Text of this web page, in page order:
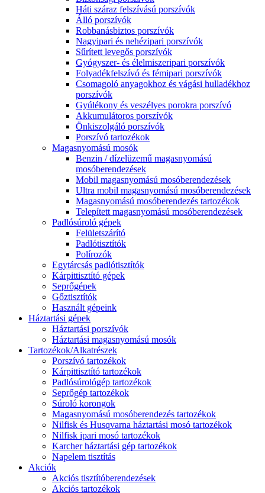
Háti száraz felszívású porszívók
Álló porszívók
Robbanásbiztos porszívók
Nagyipari és nehézipari porszívók
Sűrített levegős porszívók
Gyógyszer- és élelmiszeripari porszívók
Folyadékfelszívó és fémipari porszívók
Csomagoló anyagokhoz és vágási hulladékhoz
porszívók
Gyúlékony és veszélyes porokra porszívó
Akkumulátoros porszívók
Önkiszolgáló porszívók
Porszívó tartozékok
Magasnyomású mosók
Benzin / dízelüzemű magasnyomású
mosóberendezések
Mobil magasnyomású mosóberendezések
Ultra mobil magasnyomású mosóberendezések
Magasnyomású mosóberendezés tartozékok
Telepített magasnyomású mosóberendezések
Padlósúroló gépek
Felületszárító
Padlótisztítók
Polírozók
Egytárcsás padlótisztítók
Kárpittisztító gépek
Seprőgépek
Gőztisztítók
Használt gépeink
Háztartási gépek
Háztartási porszívók
Háztartási magasnyomású mosók
Tartozékok/Alkatrészek
Porszívó tartozékok
Kárpittisztító tartozékok
Padlósúrológép tartozékok
Seprőgép tartozékok
Súroló korongok
Magasnyomású mosóberendezés tartozékok
Nilfisk és Husqvarna háztartási mosó tartozékok
Nilfisk ipari mosó tartozékok
Karcher háztartási gép tartozékok
Napelem tisztítás
Akciók
Akciós tisztítóberendezések
Akciós tartozékok